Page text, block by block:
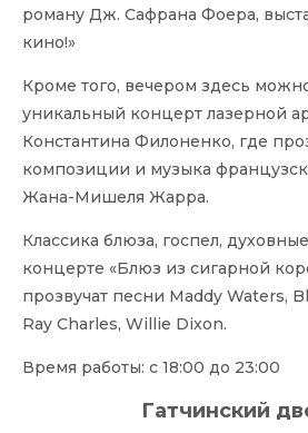
роману Дж. Сафрана Фоера,
кино!»
Кроме того, вечером здесь
уникальный концерт лазерной
Константина Филоненко, где
композиции и музыка
Жана-Мишеля Жарра.
Классика блюза, госпел,
концерте «Блюз из сигарной
прозвучат песни Maddy Waters,
Ray Charles, Willie Dixon.
Время работы: с 18:00 до 23:00
Гатчинский